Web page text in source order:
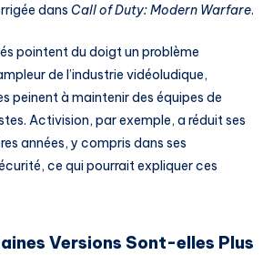
dans Call of Duty: Modern Warfare.
pointent du doigt un problème
de l’industrie vidéoludique,
peinent à maintenir des équipes de
Activision, par exemple, a réduit ses
années, y compris dans ses
ce qui pourrait expliquer ces
Versions Sont-elles Plus